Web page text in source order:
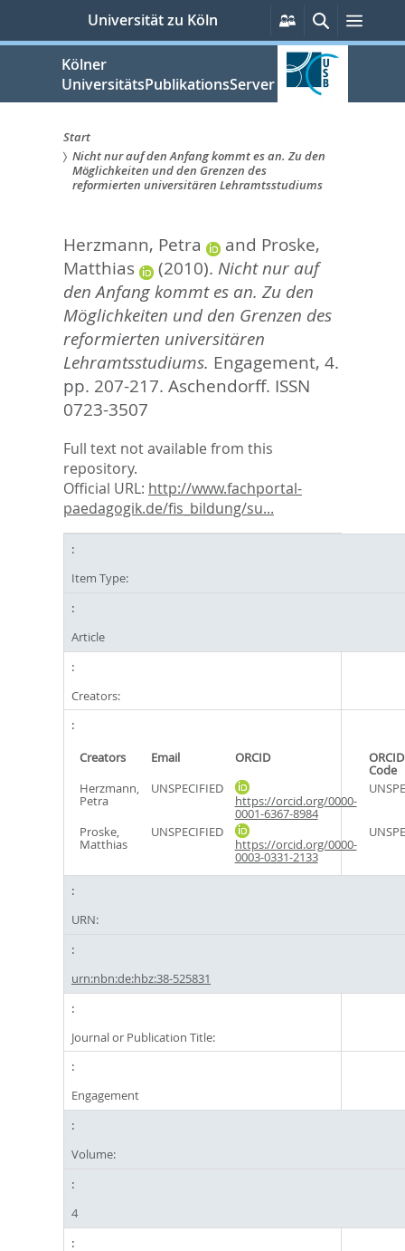
springen
Universität zu Köln
Persönliche
Services
SucheMenü
Kölner
UniversitätsPublikationsServer
Sie
sind
hier:
Start
Nicht nur auf den Anfang kommt es an. Zu den
Möglichkeiten und den Grenzen des
reformierten universitären Lehramtsstudiums
Herzmann, Petra and Proske,
Matthias
(2010). Nicht nur auf
den Anfang kommt es an. Zu den
Möglichkeiten und den Grenzen des
reformierten universitären
Lehramtsstudiums. Engagement, 4.
pp. 207-217. Aschendorff. ISSN
0723-3507
Full text not available from this
repository.
Official URL: http://www.fachportal-
paedagogik.de/fis_bildung/su...
Item Type:
Article
Creators:
Creators Email ORCID
Code
Herzmann,
Petra
UNSPECIFIED
https://orcid.org/0000-
0001-6367-8984
Proske,
Matthias
UNSPECIFIED
https://orcid.org/0000-
0003-0331-2133
URN:
urn:nbn:de:hbz:38-525831
Journal or Publication Title:
Engagement
Volume:
4